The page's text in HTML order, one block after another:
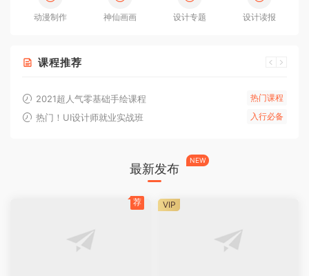
动漫制作 神仙画画 设计专题 设计读报
课程推荐
2021超人气零基础手绘课程 热门课程
热门！UI设计师就业实战班 入行必备
最新发布
NEW
荐 VIP